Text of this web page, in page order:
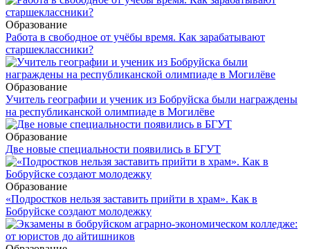
Образование
Работа в свободное от учёбы время. Как зарабатывают
старшеклассники?
Образование
Учитель географии и ученик из Бобруйска были награждены
на республиканской олимпиаде в Могилёве
Образование
Две новые специальности появились в БГУТ
Образование
«Подростков нельзя заставить прийти в храм». Как в
Бобруйске создают молодежку